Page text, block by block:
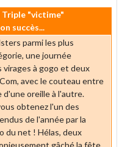
Triple "victime"
succès...
parmi les plus
une journée
à gogo et deux
avec le couteau entre
d'une oreille à l'autre.
obtenez l'un des
de l'année par la
du net ! Hélas, deux
gâché la fête